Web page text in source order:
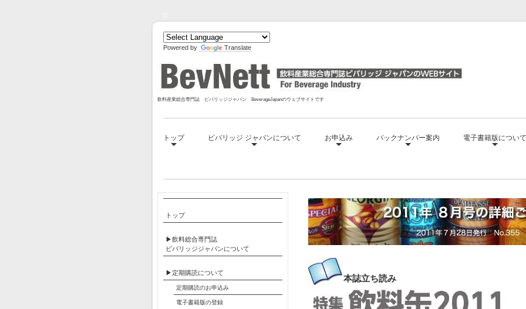
Powered by Translate
飲料産業総合専門誌 ビバリッジジャパン BeverageJapanのウェブサイトです
トップ ビバリッジ ジャパンについて お申込み バックナンバー案内 電子書籍版について
本誌立ち読み
トップ
▶飲料総合専門誌
ビバリッジジャパンについて
▶定期購読について
定期購読のお申込み
電子書籍版の登録